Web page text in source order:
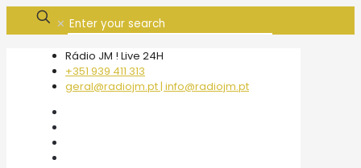
✕
Rádio JM ! Live 24H
+351 939 411 313
geral@radiojm.pt | info@radiojm.pt